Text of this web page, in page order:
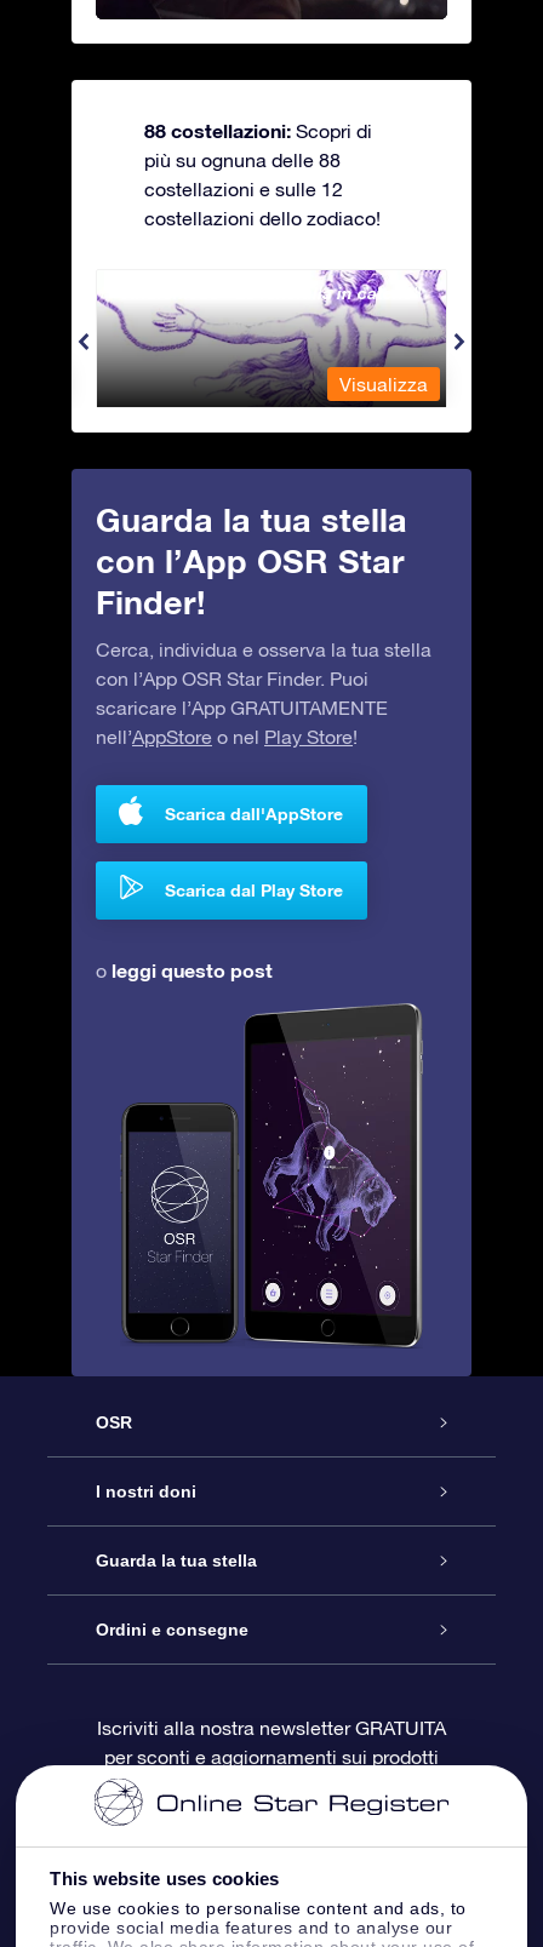
This website uses cookies
We use cookies to personalise content and ads, to
provide social media features and to analyse our
88 costellazioni: Scopri di
più su ognuna delle 88
costellazioni e sulle 12
costellazioni dello zodiaco!
Andromeda - La fanciulla in catene
Visualizza
Guarda la tua stella
con l’App OSR Star
Finder!
Cerca, individua e osserva la tua stella
con l’App OSR Star Finder. Puoi
scaricare l’App GRATUITAMENTE
nell’AppStore o nel Play Store!
Scarica dall'AppStore
Scarica dal Play Store
o leggi questo post
OSR
Assistenza
Contattaci
Blog
OSR Recensioni
I nostri doni
Online Star Gift
Pacchetto regalo OSR
Gift Card OSR
Doni aziendali
Guarda la tua stella
Registro stellare
Star Page personalizzata
One Million Stars
OSR Starsaver
Ordini e consegne
Informazioni di Pagamento
Politica di reso
Iscriviti alla nostra newsletter GRATUITA
per sconti e aggiornamenti sui prodotti